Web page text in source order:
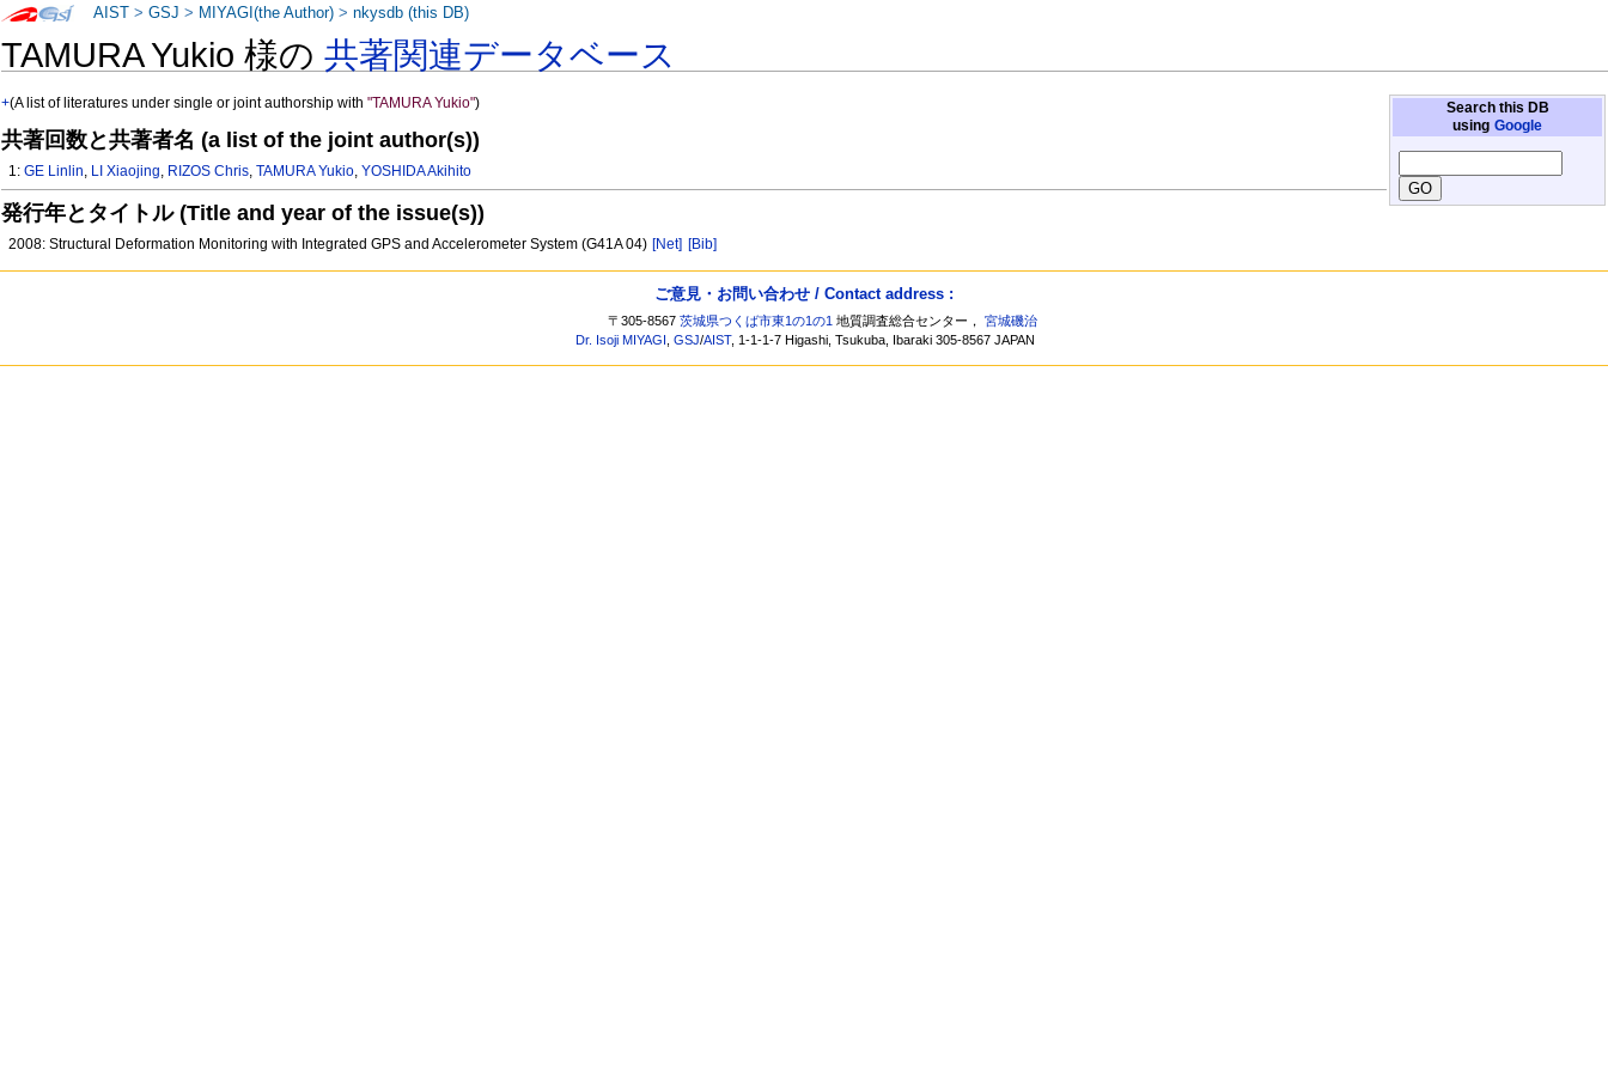
TAMURA Yukio 様の共著関連データベース
Search this DB
using Google
+(A list of literatures under single or joint authorship with"TAMURA Yukio")
共著回数と共著者名 (a list of the joint author(s))
1:GE Linlin, LI Xiaojing, RIZOS Chris,TAMURA Yukio,YOSHIDA Akihito
発行年とタイトル (Title and year of the issue(s))
2008: Structural Deformation Monitoring with Integrated GPS and Accelerometer System (G41A 04) [Net] [Bib]
AIST >GSJ > MIYAGI(the Author) >nkysdb (this DB)
ご意見・お問い合わせ / Contact address :
〒305-8567茨城県つくば市東1の1の1 地質調査総合センター，宮城磯治
Dr. Isoji MIYAGI ,GSJ/AIST, 1-1-1-7 Higashi, Tsukuba, Ibaraki 305-8567 JAPAN